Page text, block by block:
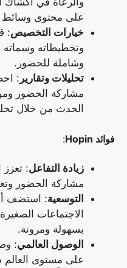
على محتوى وسائط
خيارات التخصيص:
وتخطيطاته وسماته
وشاملة للحضور.
تحليلات وتقارير :
مشاركة الحضور
الحدث من خلال
فوائد Hopin :
زيادة التفاعل: تعزز
مشاركة الحضور
التوسعية: استضف
الاجتماعات
بسهولة ومرونة.
الوصول العالمي:
على مستوى العالم